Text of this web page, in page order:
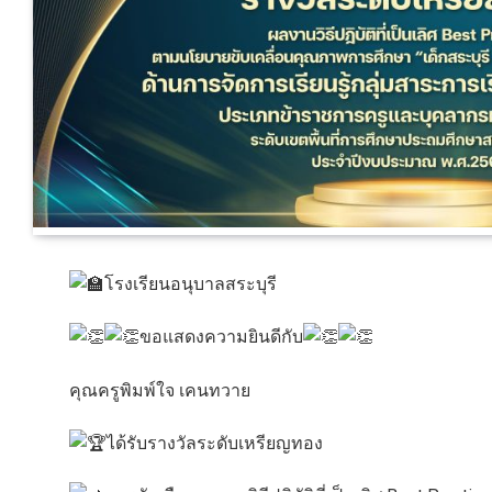
โรงเรียนอนุบาลสระบุรี
ขอแสดงความยินดีกับ
คุณครูพิมพ์ใจ เคนทวาย
ได้รับรางวัลระดับเหรียญทอง